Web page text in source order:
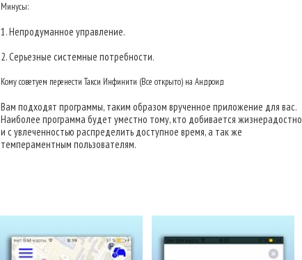
Минусы:
1. Непродуманное управление.
2. Серьезные системные потребности.
Кому советуем перенести Такси Инфинити (Все открыто) на Андроид
Вам подходят программы, таким образом врученное приложение для вас.
Наиболее программа будет уместно тому, кто добивается жизнерадостно
и с увлеченностью распределить доступное время, а так же
темпераментным пользователям.